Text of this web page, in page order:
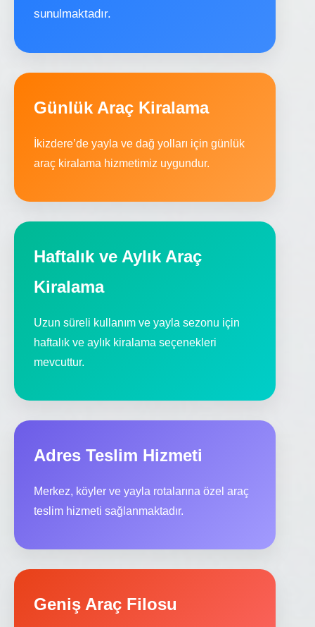
sunulmaktadır.
Günlük Araç Kiralama
İkizdere’de yayla ve dağ yolları için günlük
araç kiralama hizmetimiz uygundur.
Haftalık ve Aylık Araç
Kiralama
Uzun süreli kullanım ve yayla sezonu için
haftalık ve aylık kiralama seçenekleri
mevcuttur.
Adres Teslim Hizmeti
Merkez, köyler ve yayla rotalarına özel araç
teslim hizmeti sağlanmaktadır.
Geniş Araç Filosu